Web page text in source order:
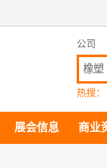
公司
热搜：
展会信息 商业